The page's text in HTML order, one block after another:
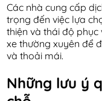
Các nhà cung cấp
trọng đến việc lựa
thiện và thái độ
xe thường xuyên để
và thoải mái.
Những lưu ý